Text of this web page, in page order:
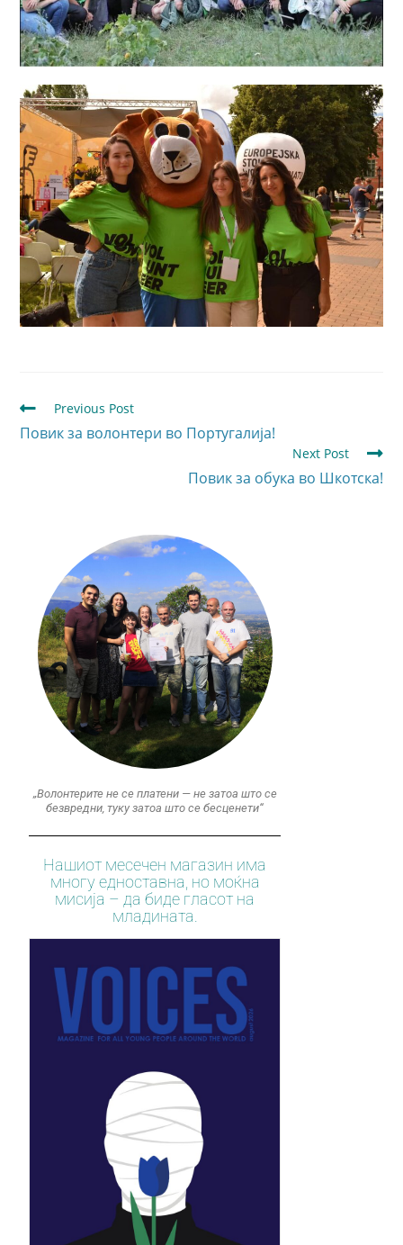
Previous Post
Повик за волонтери во Португалија!
Next Post
Повик за обука во Шкотска!
„Волонтерите не се платени — не затоа што се
безвредни, туку затоа што се бесценети“
Нашиот месечен магазин има
многу едноставна, но моќна
мисија – да биде гласот на
младината.